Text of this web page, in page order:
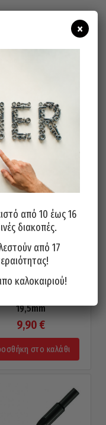
Αέρος HSS 118° PTG
19,5mm
9,90€
στο καλάθι
από 10 έως 16
διακοπές.
από 17
καλοκαιριού!
×